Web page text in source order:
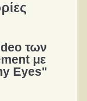
των
με
Eyes"